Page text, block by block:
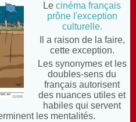
Le cinéma français
prône l'exception
culturelle.
Il a raison de la faire,
cette exception.
Les synonymes et les
doubles-sens du
français autorisent
des nuances utiles et
habiles qui servent
les mentalités.